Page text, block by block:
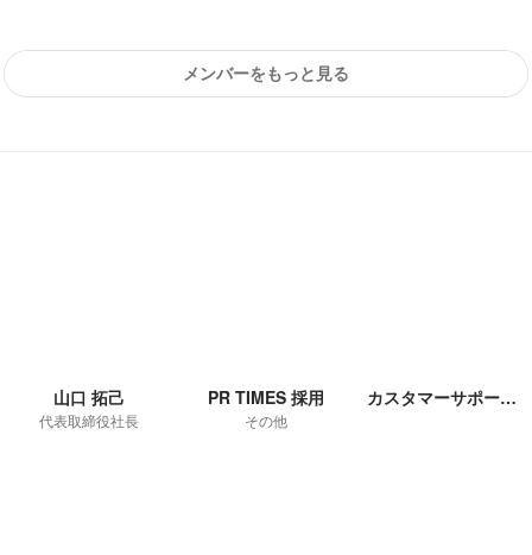
メンバーをもっと見る
山口 拓己
代表取締役社長
PR TIMES 採用
その他
カスタマーサポートツール Tayori